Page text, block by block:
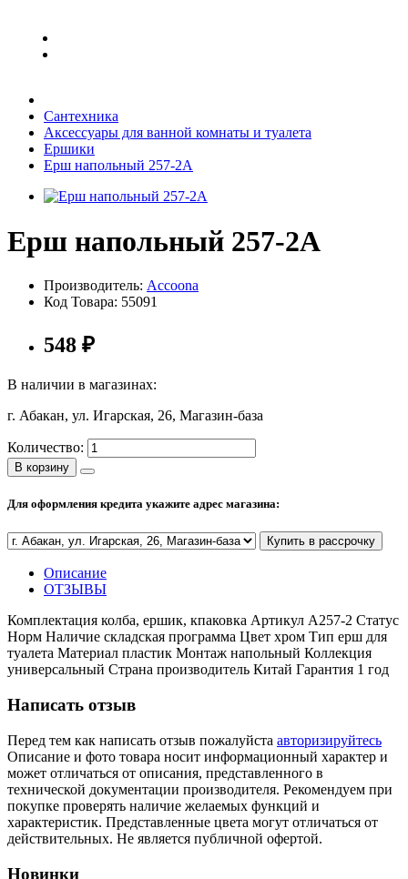
Хозяйственные товары
Строительные товары
Все для бани
Блог
Новости и Акции
Оплата и доставка
Сервис-центр
Адреса Сервис-центров
Условия возврата товара
Сантехника
Аксессуары для ванной комнаты и туалета
Ершики
Ерш напольный 257-2А
Ерш напольный 257-2А
Производитель: Accoona
Код Товара: 55091
548 ₽
В наличии в магазинах:
г. Абакан, ул. Игарская, 26, Магазин-база
Количество:
В корзину
Для оформления кредита укажите адрес магазина:
Купить в рассрочку
Описание
ОТЗЫВЫ
Комплектация колба, ершик, кпаковка Артикул A257-2 Статус
Норм Наличие складская программа Цвет хром Тип ерш для
туалета Материал пластик Монтаж напольный Коллекция
универсальный Страна производитель Китай Гарантия 1 год
Написать отзыв
Перед тем как написать отзыв пожалуйста авторизируйтесь
Описание и фото товара носит информационный характер и
может отличаться от описания, представленного в
технической документации производителя. Рекомендуем при
покупке проверять наличие желаемых функций и
характеристик. Представленные цвета могут отличаться от
действительных. Не является публичной офертой.
Новинки